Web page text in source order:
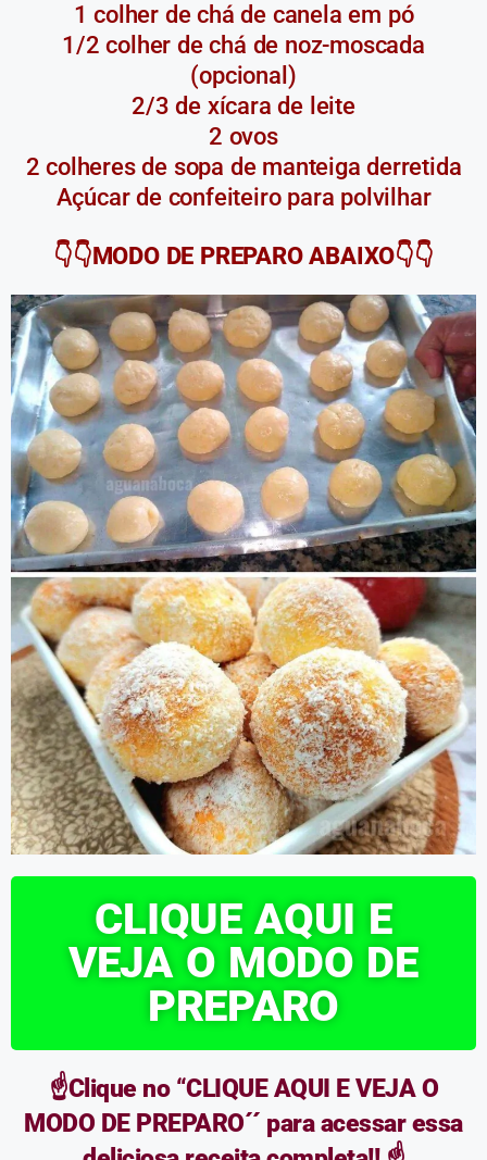
1 colher de chá de canela em pó
1/2 colher de chá de noz-moscada
(opcional)
2/3 de xícara de leite
2 ovos
2 colheres de sopa de manteiga derretida
Açúcar de confeiteiro para polvilhar
👇👇MODO DE PREPARO ABAIXO👇👇
CLIQUE AQUI E
VEJA O MODO DE
PREPARO
☝️Clique no “CLIQUE AQUI E VEJA O
MODO DE PREPARO´´ para acessar essa